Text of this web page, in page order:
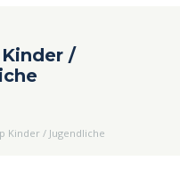
/
Kinder / Jugendliche